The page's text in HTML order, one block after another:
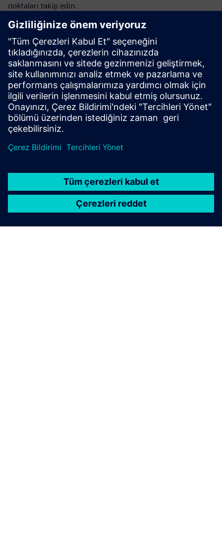
noktaları takip edin.
Blog sayfasını ziyaret edin
Tecnomatix topluluğu
Sohbete katılın ve tüm Tecnomatix yazılım sorularınızın
yanıtlarını alın.
Topluluğu ziyaret et